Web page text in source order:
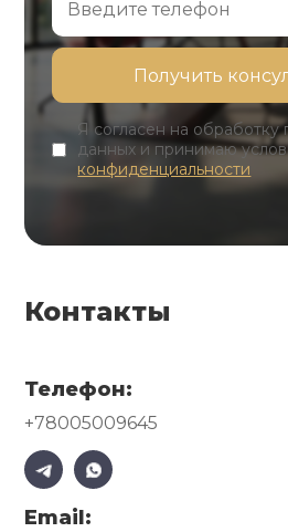
Я согласен на обработку
данных и принимаю
конфиденциальности
Контакты
Телефон:
+78005009645
Email: